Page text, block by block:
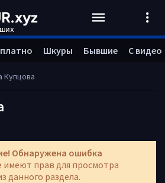
Купцова
Обнаружена ошибка
имеют прав для просмотра
данного раздела.
Шкуры Бывшие С видео